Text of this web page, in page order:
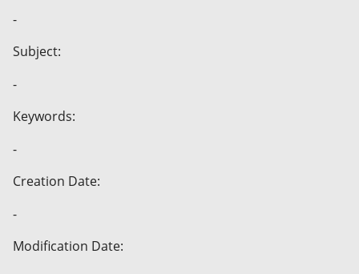
-
Subject:
-
Keywords:
-
Creation Date:
-
Modification Date: